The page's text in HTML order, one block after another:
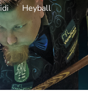
Heyball